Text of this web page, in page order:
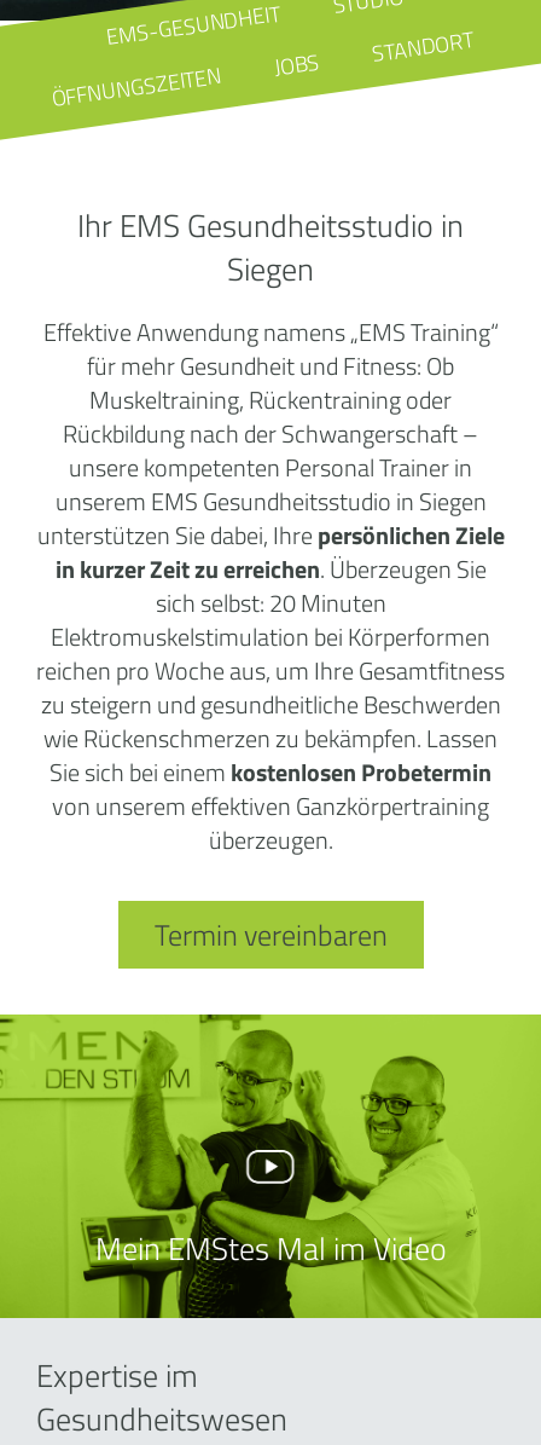
EMS-GESUNDHEIT
ÖFFNUNGSZEITEN JOBS STANDORT
Ihr EMS Gesundheitsstudio in
Siegen
Effektive Anwendung namens „EMS Training“
für mehr Gesundheit und Fitness: Ob
Muskeltraining, Rückentraining oder
Rückbildung nach der Schwangerschaft –
unsere kompetenten Personal Trainer in
unserem EMS Gesundheitsstudio in Siegen
unterstützen Sie dabei, Ihrepersönlichen Ziele
in kurzer Zeit zu erreichen. Überzeugen Sie
sich selbst: 20 Minuten
Elektromuskelstimulation bei Körperformen
reichen pro Woche aus, um Ihre Gesamtfitness
zu steigern und gesundheitliche Beschwerden
wie Rückenschmerzen zu bekämpfen. Lassen
Sie sich bei einemkostenlosen Probetermin
von unserem effektiven Ganzkörpertraining
überzeugen.
Termin vereinbaren
Mein EMStes Mal im Video
Expertise im
Gesundheitswesen